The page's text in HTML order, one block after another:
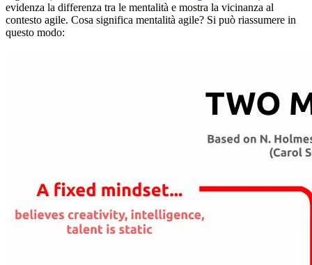
evidenza la differenza tra le mentalità e mostra la vicinanza al
contesto agile. Cosa significa mentalità agile? Si può riassumere in
questo modo: